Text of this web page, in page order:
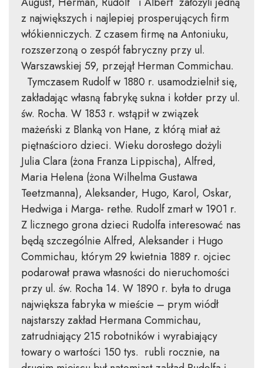
z największych i najlepiej prosperujących firm
włókienniczych. Z czasem firmę na Antoniuku,
rozszerzoną o zespół fabryczny przy ul.
Warszawskiej 59, przejął Herman Commichau.
Tymczasem Rudolf w 1880 r. usamodzielnił się,
zakładając własną fabrykę sukna i kołder przy ul.
św. Rocha. W 1853 r. wstąpił w związek
mażeński z Blanką von Hane, z którą miał aż
piętnaścioro dzieci. Wieku dorosłego dożyli
Julia Clara (żona Franza Lippischa), Alfred,
Maria Helena (żona Wilhelma Gustawa
Teetzmanna), Aleksander, Hugo, Karol, Oskar,
Hedwiga i Marga- rethe. Rudolf zmarł w 1901 r.
Z licznego grona dzieci Rudolfa interesować nas
będą szczególnie Alfred, Aleksander i Hugo
Commichau, którym 29 kwietnia 1889 r. ojciec
podarował prawa własności do nieruchomości
przy ul. św. Rocha 14. W 1890 r. była to druga
największa fabryka w mieście – prym wiódł
najstarszy zakład Hermana Commichau,
zatrudniający 215 robotników i wyrabiający
towary o wartości 150 tys. rubli rocznie, na